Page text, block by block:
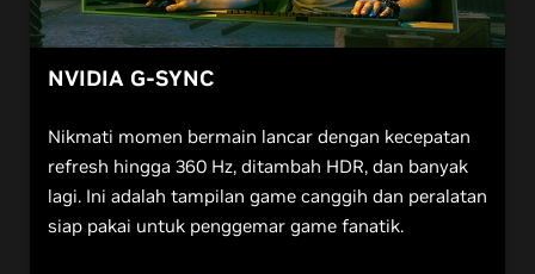
NVIDIA G-SYNC
Nikmati momen bermain lancar dengan kecepatan
refresh hingga 360 Hz, ditambah HDR, dan banyak
lagi. Ini adalah tampilan game canggih dan peralatan
siap pakai untuk penggemar game fanatik.